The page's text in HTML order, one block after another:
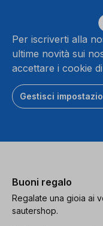
Per iscriverti alla
ultime novità sui
accettare i cookie
Gestisci
Buoni regalo
Regalate una gioia ai
sautershop.